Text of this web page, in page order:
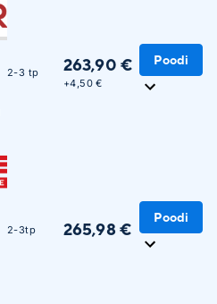
2-3 tp 263,90 €
+4,50 €
Poodi
2-3tp 265,98 €
Poodi